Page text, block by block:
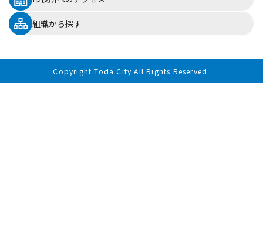
組織から探す
Copyright Toda City All Rights Reserved.